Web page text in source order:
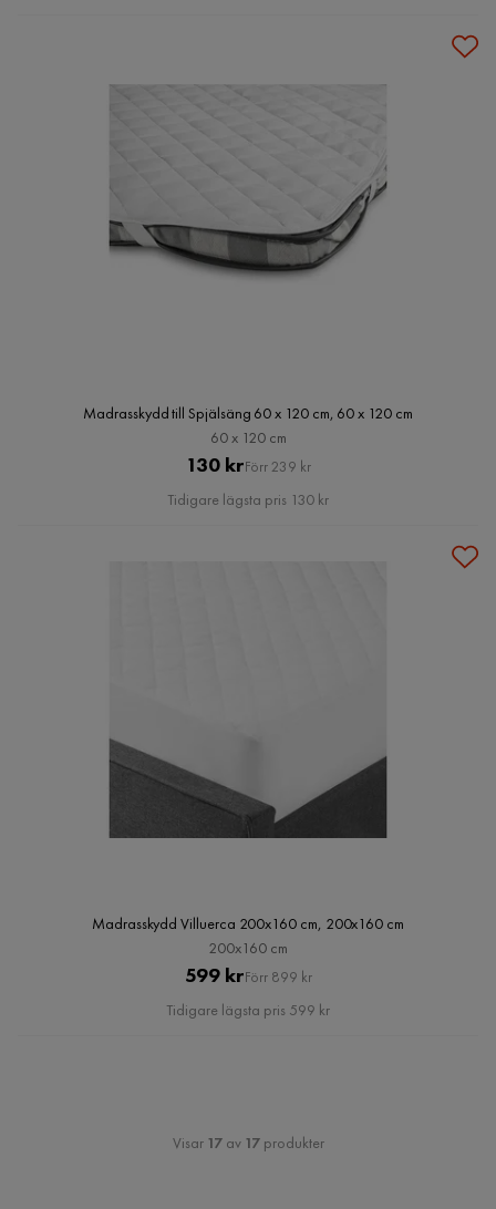
Madrasskydd till Spjälsäng 60 x 120 cm, 60 x 120 cm
60 x 120 cm
Pris
130 krOriginal
Pris
Förr 239 kr
Tidigare lägsta pris 130 kr
Madrasskydd Villuerca 200x160 cm, 200x160 cm
200x160 cm
Pris
599 krOriginal
Pris
Förr 899 kr
Tidigare lägsta pris 599 kr
Visar 17av 17produkter